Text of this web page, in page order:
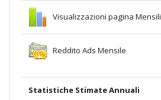
Visualizzazioni pagina Mensili
Reddito Ads Mensile
Statistiche Stimate Annuali